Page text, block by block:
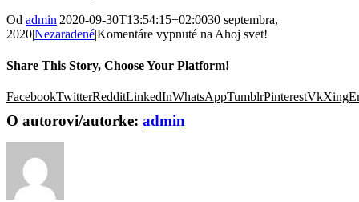
Od admin|2020-09-30T13:54:15+02:0030 septembra,
2020|Nezaradené|Komentáre vypnuté na Ahoj svet!
Share This Story, Choose Your Platform!
FacebookTwitterRedditLinkedInWhatsAppTumblrPinterestVkXing
O autorovi/autorke: admin